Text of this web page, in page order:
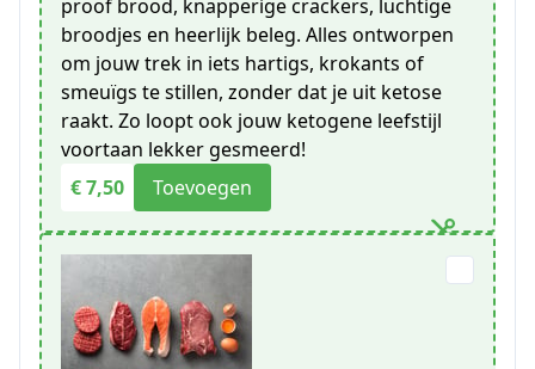
proof brood, knapperige crackers, luchtige
broodjes en heerlijk beleg. Alles ontworpen
om jouw trek in iets hartigs, krokants of
smeuïgs te stillen, zonder dat je uit ketose
raakt. Zo loopt ook jouw ketogene leefstijl
voortaan lekker gesmeerd!
€ 7,50
Toevoegen